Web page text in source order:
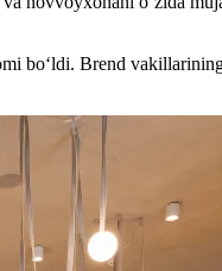
bo‘ldi. Brend